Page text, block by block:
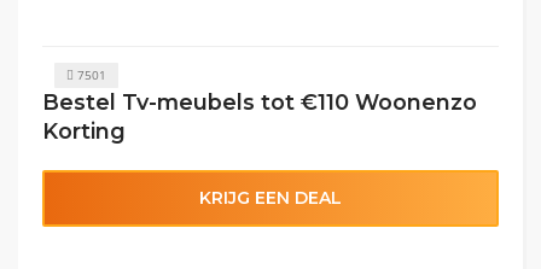
7501
Bestel Tv-meubels tot €110 Woonenzo
Korting
KRIJG EEN DEAL